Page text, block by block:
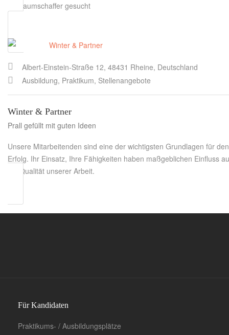
Freiraumschaffer gesucht
Albert-Einstein-Straße 12, 48431 Rheine, Deutschland
Ausbildung, Praktikum, Stellenangebote
Winter & Partner
Prall gefüllt mit guten Ideen
Unsere Mitarbeitenden sind eine der wichtigsten Grundlagen für den
Erfolg. Ihr Einsatz, Ihre Fähigkeiten haben maßgeblichen Einfluss
die Qualität unserer Arbeit.
Für Kandidaten
Praktikums- / Ausbildungsplätze